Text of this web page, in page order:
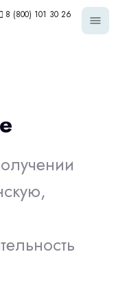
8 (800) 101 30 26